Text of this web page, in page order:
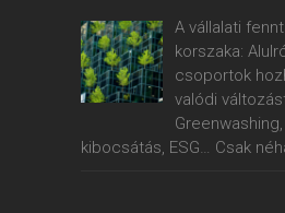
A vállalati
korszaka:
csoportok
valódi
kibocsátás, ESG… Csak